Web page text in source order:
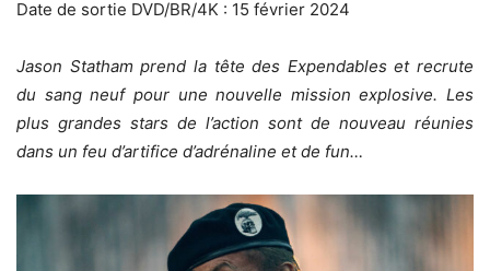
Date de sortie DVD/BR/4K : 15 février 2024
Jason Statham prend la tête des Expendables et recrute
du sang neuf pour une nouvelle mission explosive. Les
plus grandes stars de l’action sont de nouveau réunies
dans un feu d’artifice d’adrénaline et de fun…